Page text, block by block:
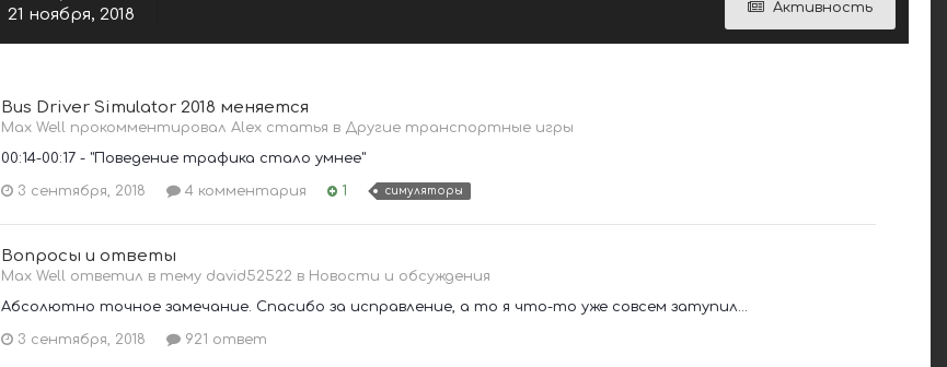
Активность
21 ноября, 2018
Bus Driver Simulator 2018 меняется
Max Well прокомментировал Alex статья в Другие транспортные игры
00:14-00:17 - "Поведение трафика стало умнее"
3 сентября, 2018 4 комментария 1 симуляторы
Вопросы и ответы
Max Well ответил в тему david52522 в Новости и обсуждения
Абсолютно точное замечание. Спасибо за исправление, а то я что-то уже совсем затупил...
3 сентября, 2018 921 ответ